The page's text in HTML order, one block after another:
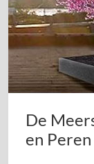
De
en Peren